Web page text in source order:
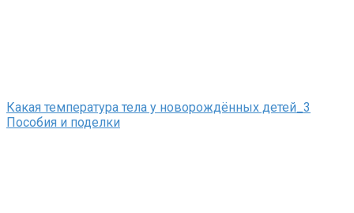
Какая температура тела у новорождённых детей_3
Пособия и поделки